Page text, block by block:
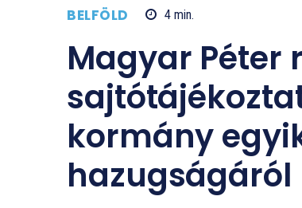
BELFÖLD 4min.
Magyar Péter
kormány
hazugságáról